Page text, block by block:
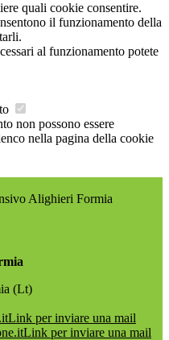
quali cookie consentire.
il funzionamento della
al funzionamento potete
non possono essere
nella pagina della cookie
Alighieri Formia
(Lt)
Link per inviare una mail
Link per inviare una mail